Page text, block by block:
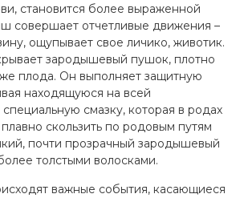
становится более выраженной
совершает отчетливые движения –
ощупывает свое личико, животик.
зародышевый пушок, плотно
плода. Он выполняет защитную
находящуюся на всей
смазку, которая в родах
скользить по родовым путям
почти прозрачный зародышевый
толстыми волосками.
важные события, касающиеся